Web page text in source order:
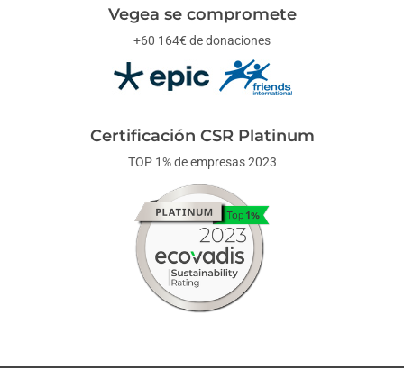
Vegea se compromete
+60 164€ de donaciones
Certificación CSR Platinum
TOP 1% de empresas 2023